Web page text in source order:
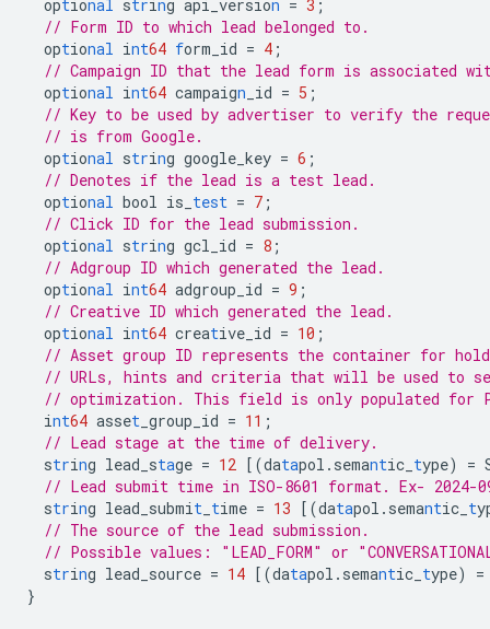
optional string api_version = 3 ;
// Form ID to which lead belonged to.
optional int64 form_id = 4 ;
// Campaign ID that the lead form is associated
optional int64 campaign _id = 5 ;
// Key to be used by advertiser to verify the
// is from Google.
optional string google_key = 6 ;
// Denotes if the lead is a test lead.
optional bool is_ test = 7 ;
// Click ID for the lead submission.
optional string gcl_id = 8 ;
// Adgroup ID which generated the lead.
optional int64 adgroup_id = 9 ;
// Creative ID which generated the lead.
optional int64 creative_id = 10 ;
// Asset group ID represents the container for
// URLs, hints and criteria that will be used to
// optimization. This field is only populated for
int64 asset _group_id = 11 ;
// Lead stage at the time of delivery.
string lead_stage = 12 [ (datapol.semantic_ type) =
// Lead submit time in ISO-8601 format. Ex- 2024-
string lead_submit time = 13 [ (datapol.semantic_ t
// The source of the lead submission.
// Possible values: "LEAD_FORM" or
string lead_source = 14 [ (datapol.semantic_ type)
=
}